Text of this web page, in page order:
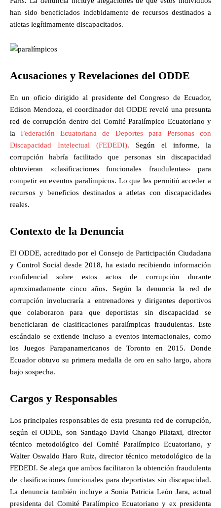
han sido beneficiados indebidamente de recursos destinados a
atletas legítimamente discapacitados.
Acusaciones y Revelaciones del ODDE
En un oficio dirigido al presidente del Congreso de Ecuador,
Edison Mendoza, el coordinador del ODDE reveló una presunta
red de corrupción dentro del Comité Paralímpico Ecuatoriano y
laFederación Ecuatoriana de Deportes para Personas con
Discapacidad Intelectual (FEDEDI). Según el informe, la
corrupción habría facilitado que personas sin discapacidad
obtuvieran «clasificaciones funcionales fraudulentas» para
competir en eventos paralímpicos. Lo que les permitió acceder a
recursos y beneficios destinados a atletas con discapacidades
reales.
Contexto de la Denuncia
El ODDE, acreditado por el Consejo de Participación Ciudadana
y Control Social desde 2018, ha estado recibiendo información
confidencial sobre estos actos de corrupción durante
aproximadamente cinco años. Según la denuncia la red de
corrupción involucraría a entrenadores y dirigentes deportivos
que colaboraron para que deportistas sin discapacidad se
beneficiaran de clasificaciones paralímpicas fraudulentas. Este
escándalo se extiende incluso a eventos internacionales, como
los Juegos Parapanamericanos de Toronto en 2015. Donde
Ecuador obtuvo su primera medalla de oro en salto largo, ahora
bajo sospecha.
Cargos y Responsables
Los principales responsables de esta presunta red de corrupción,
según el ODDE, son Santiago David Chango Pilataxi, director
técnico metodológico del Comité Paralímpico Ecuatoriano, y
Walter Oswaldo Haro Ruiz, director técnico metodológico de la
FEDEDI. Se alega que ambos facilitaron la obtención fraudulenta
de clasificaciones funcionales para deportistas sin discapacidad.
La denuncia también incluye a Sonia Patricia León Jara, actual
presidenta del Comité Paralímpico Ecuatoriano y ex presidenta